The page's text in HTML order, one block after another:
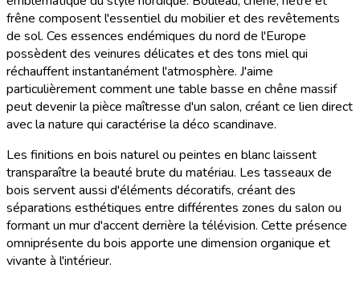
frêne composent l'essentiel du mobilier et des revêtements
de sol. Ces essences endémiques du nord de l'Europe
possèdent des veinures délicates et des tons miel qui
réchauffent instantanément l'atmosphère. J'aime
particulièrement comment une table basse en chêne massif
peut devenir la pièce maîtresse d'un salon, créant ce lien direct
avec la nature qui caractérise la déco scandinave.
Les finitions en bois naturel ou peintes en blanc laissent
transparaître la beauté brute du matériau. Les tasseaux de
bois servent aussi d'éléments décoratifs, créant des
séparations esthétiques entre différentes zones du salon ou
formant un mur d'accent derrière la télévision. Cette présence
omniprésente du bois apporte une dimension organique et
vivante à l'intérieur.